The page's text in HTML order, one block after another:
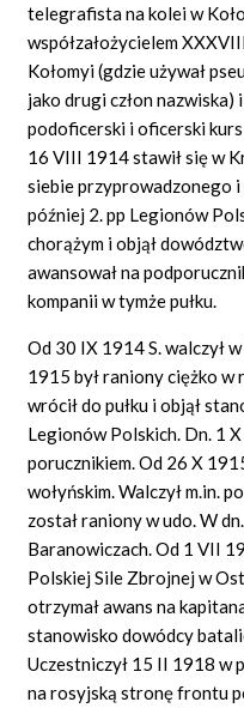
telegrafista na kolei w
współzałożycielem
Kołomyi (gdzie używał
jako drugi człon nazwiska)
podoficerski i oficerski
16 VIII 1914 stawił się w
siebie przyprowadzonego
później 2. pp Legionów
chorążym i objął
awansował na
kompanii w tymże pułku.
Od 30 IX 1914 S. walczył
1915 był raniony ciężko w
wrócił do pułku i objął
Legionów Polskich. Dn. 1
porucznikiem. Od 26 X
wołyńskim. Walczył m.in.
został raniony w udo. W
Baranowiczach. Od 1 VII
Polskiej Sile Zbrojnej w
otrzymał awans na
stanowisko dowódcy
Uczestniczył 15 II 1918 w
na rosyjską stronę frontu